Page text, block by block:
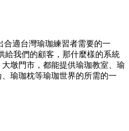
合適台灣瑜珈練習者需要的一
給我們的顧客，那什麼樣的系統
墩門市，都能提供瑜珈教室、瑜
瑜珈枕等瑜珈世界的所需的一